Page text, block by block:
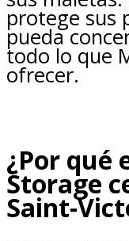
protege sus
pueda
todo lo que
ofrecer.
¿Por qué
Storage
Saint-